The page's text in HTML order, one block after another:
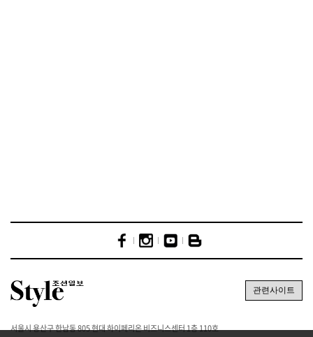
서울시 용산구 한남동 805 현대 하이페리온 비즈니스센터 1층 110호